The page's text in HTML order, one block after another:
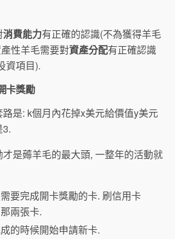
消費能力有正確的認識(不為獲得羊毛
性羊毛需要對資產分配有正確認識
資項目).
卡獎勵
是: k個月內花掉x美元給價值y美元
3.
是薅羊毛的最大頭, 一整年的活動就
要完成開卡獎勵的卡. 刷信用卡
兩張卡.
的時候開始申請新卡.